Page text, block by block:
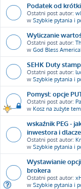
Podatek od
Ostatni post autor:
w Szybkie pytania i
Wyliczanie
Ostatni post autor:
w God Bless America!
SEHK Duty stamp
Ostatni post autor:
w Szybkie pytania i
Pomysł: opcje
Ostatni post autor:
w Kosz na zużyte
wskaźnik PEG -
inwestora i
Ostatni post autor:
w Szybkie pytania i
Wystawianie
brokera
Ostatni post autor:
w Szybkie pytania i